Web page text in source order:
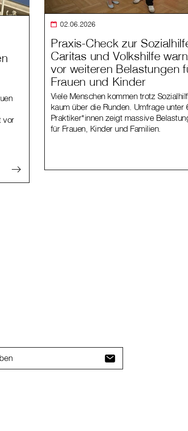
vor
02.06.2026
Praxis-Check zur
Caritas und Volkshilfe
vor weiteren Belastungen
Frauen und Kinder
Viele Menschen kommen trotz
kaum über die Runden. Umfrage unter
Praktiker*innen zeigt massive
für Frauen, Kinder und Familien.